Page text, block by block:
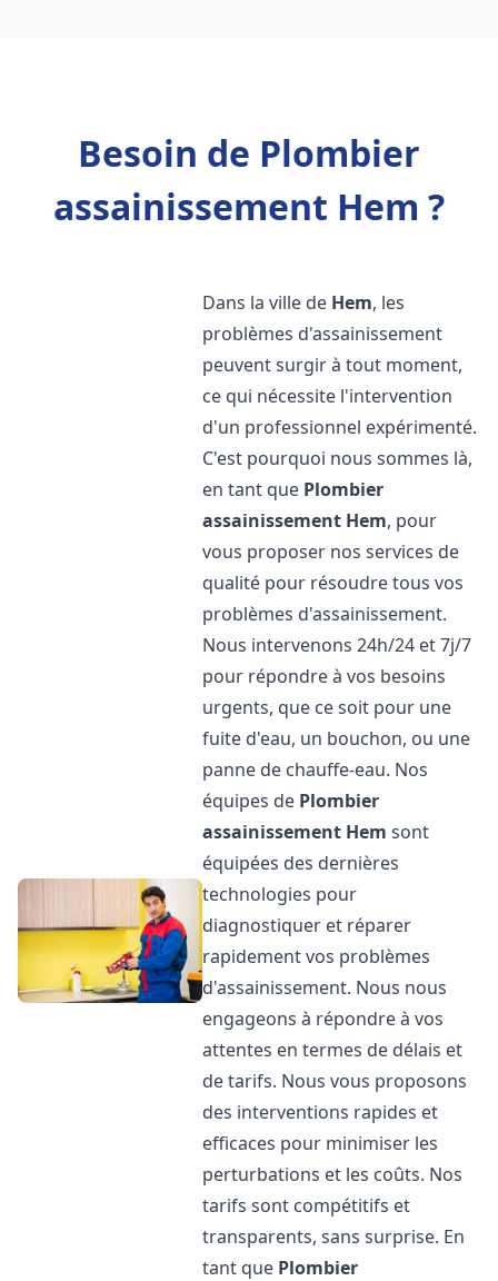
Besoin de Plombier
assainissement Hem ?
Dans la ville de Hem, les
problèmes d'assainissement
peuvent surgir à tout moment,
ce qui nécessite l'intervention
d'un professionnel expérimenté.
C'est pourquoi nous sommes là,
en tant que Plombier
assainissement Hem, pour
vous proposer nos services de
qualité pour résoudre tous vos
problèmes d'assainissement.
Nous intervenons 24h/24 et 7j/7
pour répondre à vos besoins
urgents, que ce soit pour une
fuite d'eau, un bouchon, ou une
panne de chauffe-eau. Nos
équipes de Plombier
assainissement Hem sont
équipées des dernières
technologies pour
diagnostiquer et réparer
rapidement vos problèmes
d'assainissement. Nous nous
engageons à répondre à vos
attentes en termes de délais et
de tarifs. Nous vous proposons
des interventions rapides et
efficaces pour minimiser les
perturbations et les coûts. Nos
tarifs sont compétitifs et
transparents, sans surprise. En
tant que Plombier